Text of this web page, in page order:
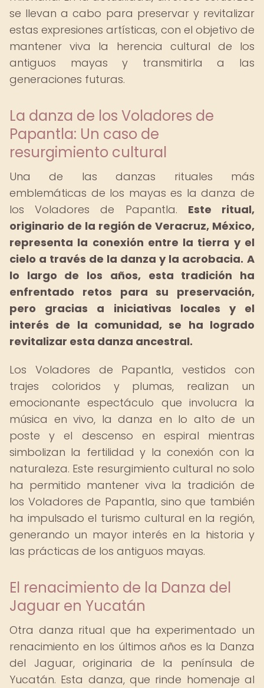
se llevan a cabo para preservar y revitalizar
estas expresiones artísticas, con el objetivo de
mantener viva la herencia cultural de los
antiguos mayas y transmitirla a las
generaciones futuras.
La danza de los Voladores de
Papantla: Un caso de
resurgimiento cultural
Una de las danzas rituales más
emblemáticas de los mayas es la danza de
los Voladores de Papantla. Este ritual,
originario de la región de Veracruz, México,
representa la conexión entre la tierra y el
cielo a través de la danza y la acrobacia. A
lo largo de los años, esta tradición ha
enfrentado retos para su preservación,
pero gracias a iniciativas locales y el
interés de la comunidad, se ha logrado
revitalizar esta danza ancestral.
Los Voladores de Papantla, vestidos con
trajes coloridos y plumas, realizan un
emocionante espectáculo que involucra la
música en vivo, la danza en lo alto de un
poste y el descenso en espiral mientras
simbolizan la fertilidad y la conexión con la
naturaleza. Este resurgimiento cultural no solo
ha permitido mantener viva la tradición de
los Voladores de Papantla, sino que también
ha impulsado el turismo cultural en la región,
generando un mayor interés en la historia y
las prácticas de los antiguos mayas.
El renacimiento de la Danza del
Jaguar en Yucatán
Otra danza ritual que ha experimentado un
renacimiento en los últimos años es la Danza
del Jaguar, originaria de la península de
Yucatán. Esta danza, que rinde homenaje al